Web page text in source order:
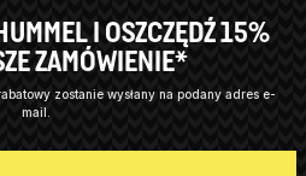
I OSZCZĘDŹ 15%
ZAMÓWIENIE*
zostanie wysłany na podany adres e-
mail.